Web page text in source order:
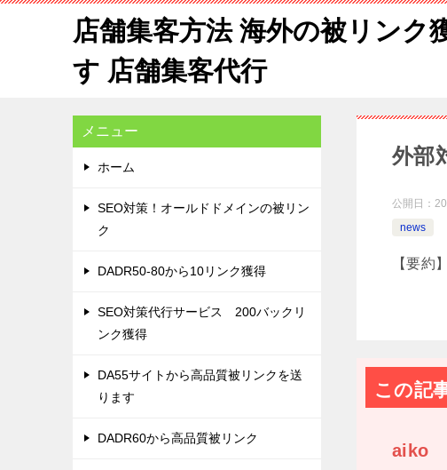
店舗集客方法 海外の被リンク
す 店舗集客代行
外部
公開日：
news
【要約】
この記
aiko
メニュー
ホーム
SEO対策！オールドドメインの被リン
ク
DADR50-80から10リンク獲得
SEO対策代行サービス 200バックリ
ンク獲得
DA55サイトから高品質被リンクを送
ります
DADR60から高品質被リンク